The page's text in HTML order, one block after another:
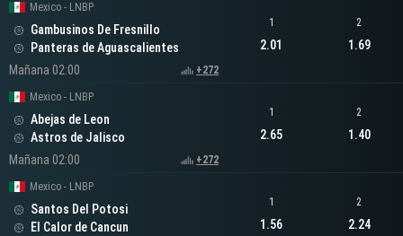
Mexico - LNBP
Gambusinos De Fresnillo
Panteras de Aguascalientes
Mañana 02:00
+272
1
2.01
2
1.69
Mexico - LNBP
Abejas de Leon
Astros de Jalisco
Mañana 02:00
+272
1
2.65
2
1.40
Mexico - LNBP
Santos Del Potosi
El Calor de Cancun
1
1.56
2
2.24